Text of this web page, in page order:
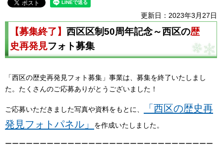
更新日：2023年3月27日
【募集終了】 西区区制50周年記念～西区の歴
史再発見フォト募集
「西区の歴史再発見フォト募集」事業は、募集を終了いたしまし
た。たくさんのご応募ありがとうございました！
ご応募いただきました写真や資料をもとに、
「西区の歴史再
発見フォトパネル」
を作成いたしました。
ーーーーーーーーーーーーーーーーーーーーーーーーーーーーーー